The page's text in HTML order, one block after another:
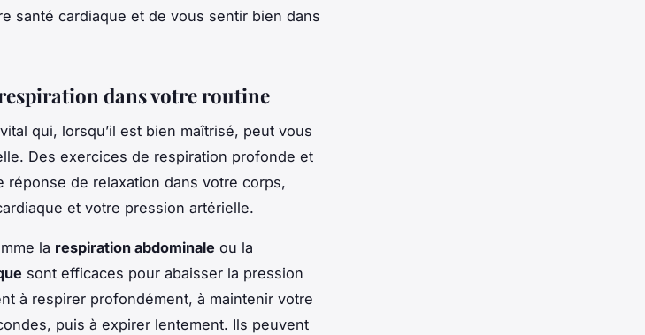
santé cardiaque et de vous sentir bien dans
dans votre routine
qui, lorsqu’il est bien maîtrisé, peut vous
Des exercices de respiration profonde et
de relaxation dans votre corps,
et votre pression artérielle.
la respiration abdominale ou la
sont efficaces pour abaisser la pression
à respirer profondément, à maintenir votre
puis à expirer lentement. Ils peuvent